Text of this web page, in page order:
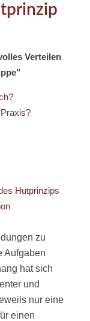
Verteilen
Hutprinzips
zu
Aufgaben
hat sich
und
nur eine
einen